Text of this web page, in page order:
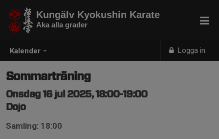
Kalender Logga in
Kungälv Kyokushin Karate
Aka alla grader
Sommarträning
Onsdag 16 jul 2025, 18:00-19:00
Dojo
Samling: 18:00